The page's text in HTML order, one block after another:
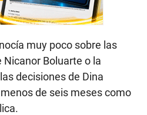
muy poco sobre las
Boluarte o la
decisiones de Dina
de seis meses como